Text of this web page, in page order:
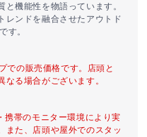
機能性を物語っています。
レンドを融合させたアウトド
す。
での販売価格です。店頭と
る場合がございます。
携帯のモニター環境により実
また、店頭や屋外でのスタッ